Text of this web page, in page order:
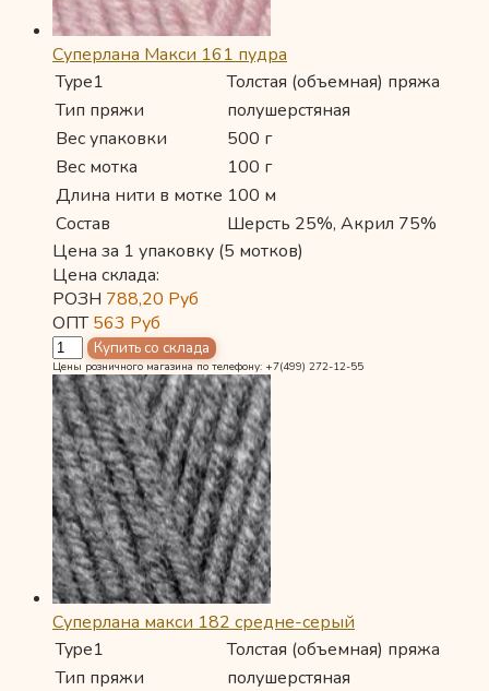
Суперлана Макси 161 пудра
Type1
Толстая (объемная) пряжа
Тип пряжи
полушерстяная
Вес упаковки
500 г
Вес мотка
100 г
Длина нити в мотке 100 м
Состав
Шерсть 25%, Акрил 75%
Цена за 1 упаковку (5 мотков)
Цена склада:
РОЗН 788,20 Руб
ОПТ563 Руб
Цены розничного магазина по телефону: +7(499) 272-12-55
Суперлана макси 182 средне-серый
Type1
Толстая (объемная) пряжа
Тип пряжи
полушерстяная